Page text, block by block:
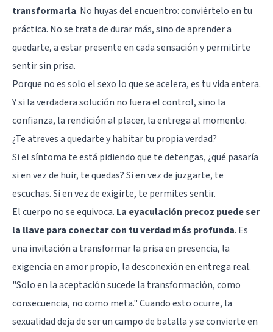
transformarla. No huyas del encuentro: conviértelo en tu
práctica. No se trata de durar más, sino de aprender a
quedarte, a estar presente en cada sensación y permitirte
sentir sin prisa.
Porque no es solo el sexo lo que se acelera, es tu vida entera.
Y si la verdadera solución no fuera el control, sino la
confianza, la rendición al placer, la entrega al momento.
¿Te atreves a quedarte y habitar tu propia verdad?
Si el síntoma te está pidiendo que te detengas, ¿qué pasaría
si en vez de huir, te quedas? Si en vez de juzgarte, te
escuchas. Si en vez de exigirte, te permites sentir.
El cuerpo no se equivoca. La eyaculación precoz puede ser
la llave para conectar con tu verdad más profunda. Es
una invitación a transformar la prisa en presencia, la
exigencia en amor propio, la desconexión en entrega real.
"Solo en la aceptación sucede la transformación, como
consecuencia, no como meta." Cuando esto ocurre, la
sexualidad deja de ser un campo de batalla y se convierte en